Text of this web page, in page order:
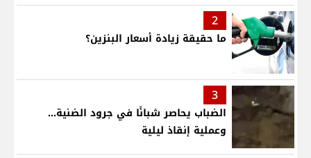
2
ما حقيقة زيادة أسعار البنزين؟
3
الضباب يحاصر شبانًا في جرود الضنية...
وعملية إنقاذ ليلية